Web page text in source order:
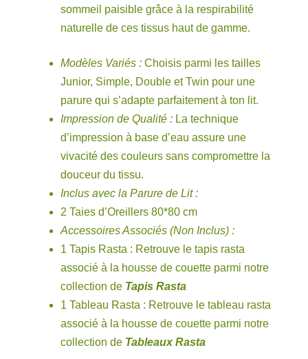
sommeil paisible grâce à la respirabilité
naturelle de ces tissus haut de gamme.
Modèles Variés : Choisis parmi les tailles
Junior, Simple, Double et Twin pour une
parure qui s’adapte parfaitement à ton lit.
Impression de Qualité : La technique
d’impression à base d’eau assure une
vivacité des couleurs sans compromettre la
douceur du tissu.
Inclus avec la Parure de Lit :
2 Taies d’Oreillers 80*80 cm
Accessoires Associés (Non Inclus) :
1 Tapis Rasta : Retrouve le tapis rasta
associé à la housse de couette parmi notre
collection de Tapis Rasta
1 Tableau Rasta : Retrouve le tableau rasta
associé à la housse de couette parmi notre
collection de Tableaux Rasta